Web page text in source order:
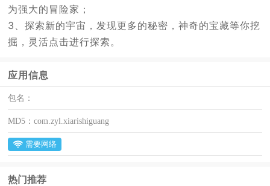
为强大的冒险家；
3、探索新的宇宙，发现更多的秘密，神奇的宝藏等你挖
掘，灵活点击进行探索。
应用信息
包名：
MD5：com.zyl.xiarishiguang
需要网络
热门推荐